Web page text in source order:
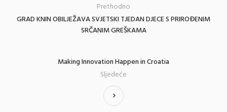
GRAD KNIN OBILJEŽAVA SVJETSKI TJEDAN DJECE S PRIROĐENIM
SRČANIM GREŠKAMA
Prethodno
Making Innovation Happen in Croatia
Sljedeće